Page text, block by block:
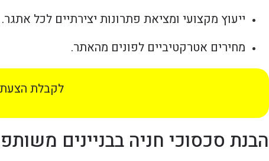
ייעוץ מקצועי ומציאת פתרונות יצירתיים לכל אתגר.
מחירים אטרקטיביים לפונים מהאתר.
לקבלת
הבנת סכסוכי חניה בבניינים